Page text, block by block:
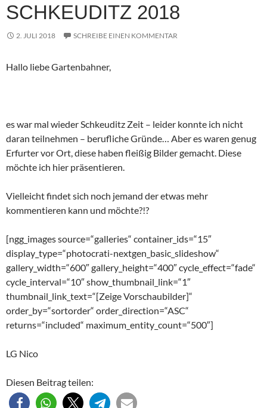
SCHKEUDITZ 2018
2. JULI 2018 SCHREIBE EINEN KOMMENTAR
Hallo liebe Gartenbahner,
es war mal wieder Schkeuditz Zeit – leider konnte ich nicht
daran teilnehmen – berufliche Gründe… Aber es waren genug
Erfurter vor Ort, diese haben fleißig Bilder gemacht. Diese
möchte ich hier präsentieren.
Vielleicht findet sich noch jemand der etwas mehr
kommentieren kann und möchte?!?
[ngg_images source=“galleries“ container_ids=“15″
display_type=“photocrati-nextgen_basic_slideshow“
gallery_width=“600″ gallery_height=“400″ cycle_effect=“fade“
cycle_interval=“10″ show_thumbnail_link=“1″
thumbnail_link_text=“[Zeige Vorschaubilder]“
order_by=“sortorder“ order_direction=“ASC“
returns=“included“ maximum_entity_count=“500″]
LG Nico
Diesen Beitrag teilen: